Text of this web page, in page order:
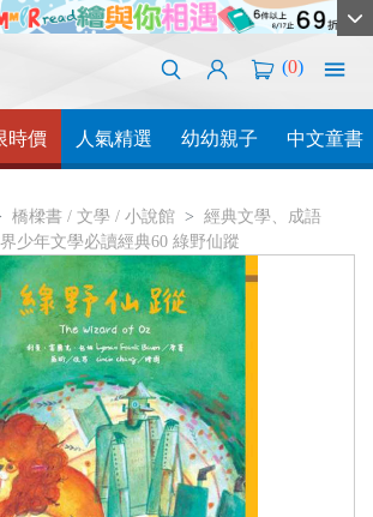
(0)
時價 人氣精選 幼幼親子 中文童書
橋樑書 / 文學 / 小說館
經典文學、成語
少年文學必讀經典60 綠野仙蹤